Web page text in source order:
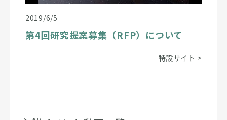
2019/6/5
第4回研究提案募集（RFP）について
特設サイト >